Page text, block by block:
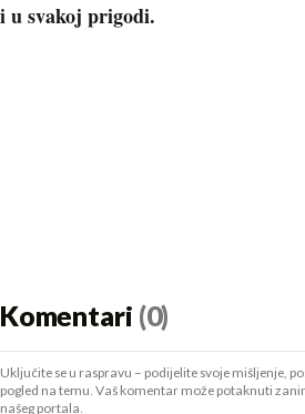
i u svakoj prigodi.
Komentari (0)
Uključite se u raspravu – podijelite svoje mišljenje,
pogled na temu. Vaš komentar može potaknuti
našeg portala.